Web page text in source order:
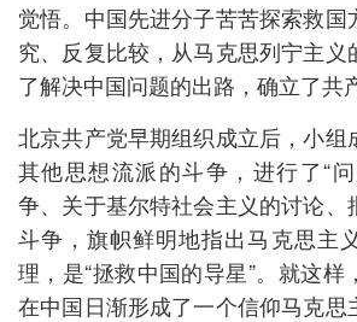
觉悟。中国先进分子苦苦探索救国
究、反复比较，从马克思列宁主义
了解决中国问题的出路，确立了共
北京共产党早期组织成立后，小组
其他思想流派的斗争，进行了“问
争、关于基尔特社会主义的讨论、
斗争，旗帜鲜明地指出马克思主
理，是“拯救中国的导星”。就这样
在中国日渐形成了一个信仰马克思